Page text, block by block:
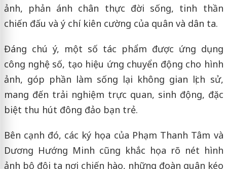
ảnh, phản ánh chân thực đời sống, tinh thần
chiến đấu và ý chí kiên cường của quân và dân ta.
Đáng chú ý, một số tác phẩm được ứng dụng
công nghệ số, tạo hiệu ứng chuyển động cho hình
ảnh, góp phần làm sống lại không gian lịch sử,
mang đến trải nghiệm trực quan, sinh động, đặc
biệt thu hút đông đảo bạn trẻ.
Bên cạnh đó, các ký họa của Phạm Thanh Tâm và
Dương Hướng Minh cũng khắc họa rõ nét hình
ảnh bộ đội ta nơi chiến hào, những đoàn quân kéo